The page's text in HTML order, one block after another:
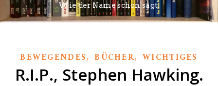
Wie der Name schon sagt.
BEWEGENDES,BÜCHER,WICHTIGES
R.I.P., Stephen Hawking.